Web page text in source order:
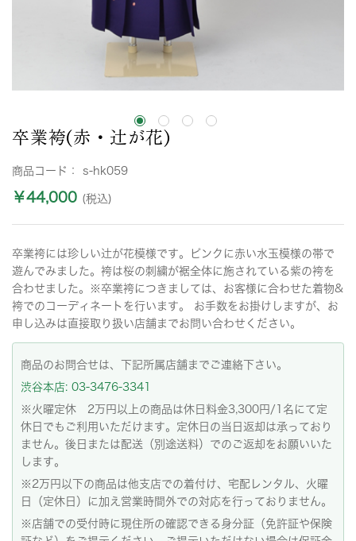
卒業袴(赤・辻が花)
商品コード： s-hk059
￥44,000 (税込)
卒業袴には珍しい辻が花模様です。ピンクに赤い水玉模様の帯で
遊んでみました。袴は桜の刺繍が裾全体に施されている紫の袴を
合わせました。※卒業袴につきましては、お客様に合わせた着物&
袴でのコーディネートを行います。 お手数をお掛けしますが、お
申し込みは直接取り扱い店舗までお問い合わせください。
商品のお問合せは、下記所属店舗までご連絡下さい。
渋谷本店: 03-3476-3341
※火曜定休 2万円以上の商品は休日料金3,300円/1名にて定
休日でもご利用いただけます。定休日の当日返却は承っており
ません。後日または配送（別途送料）でのご返却をお願いいた
します。
※2万円以下の商品は他支店での着付け、宅配レンタル、火曜
日（定休日）に加え営業時間外での対応を行っておりません。
※店舗での受付時に現住所の確認できる身分証（免許証や保険